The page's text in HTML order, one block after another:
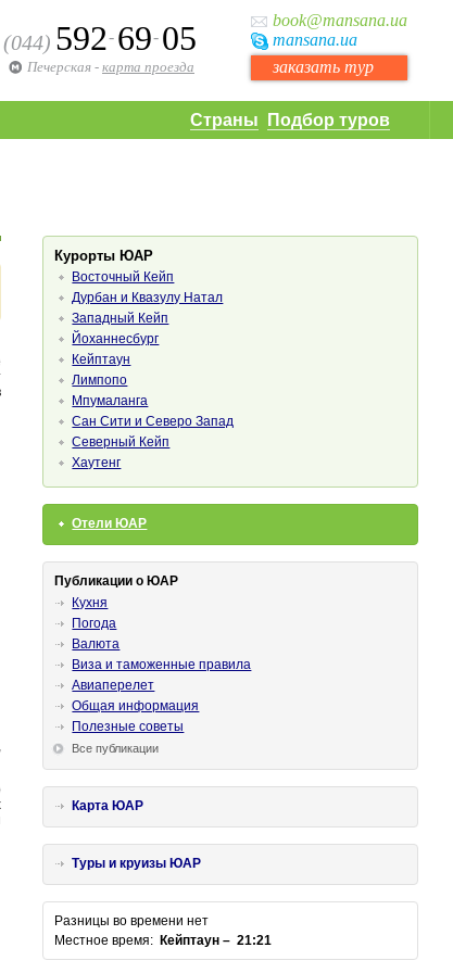
book@mansana.ua
mansana.ua
заказать тур
(044) 592- 69- 05
Печерская - карта проезда
Страны Подбор туров
Курорты ЮАР
Восточный Кейп
Дурбан и Квазулу Натал
Западный Кейп
Йоханнесбург
Кейптаун
Лимпопо
Мпумаланга
Сан Сити и Северо Запад
Северный Кейп
Хаутенг
Отели ЮАР
Публикации о ЮАР
Кухня
Погода
Валюта
Виза и таможенные правила
Авиаперелет
Общая информация
Полезные советы
Все публикации
Карта ЮАР
Туры и круизы ЮАР
Разницы во времени нет
Местное время: Кейптаун – 21:21